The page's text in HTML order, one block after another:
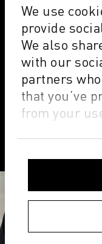
We use
provide
We also
with our
partners
that you’ve
from your